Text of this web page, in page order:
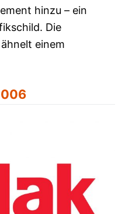
hinzu – ein
Die
einem